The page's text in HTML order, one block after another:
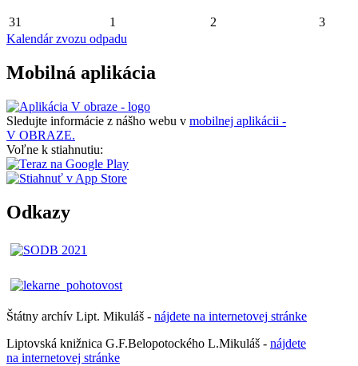
31 1 2
3
Kalendár zvozu odpadu
Mobilná aplikácia
Sledujte informácie z nášho webu v mobilnej aplikácii -
V OBRAZE.
Voľne k stiahnutiu:
Odkazy
Štátny archív Lipt. Mikuláš - nájdete na internetovej stránke
Liptovská knižnica G.F.Belopotockého L.Mikuláš - nájdete
na internetovej stránke